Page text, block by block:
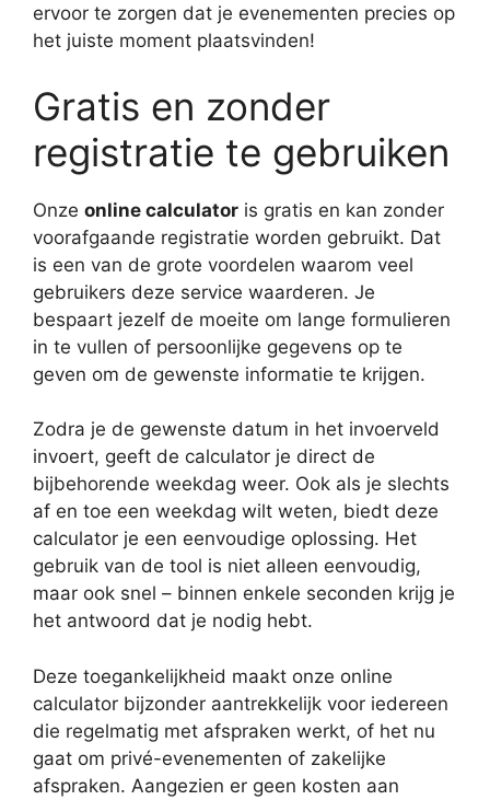
ervoor te zorgen dat je evenementen precies op
het juiste moment plaatsvinden!
Gratis en zonder
registratie te gebruiken
Onze online calculator is gratis en kan zonder
voorafgaande registratie worden gebruikt. Dat
is een van de grote voordelen waarom veel
gebruikers deze service waarderen. Je
bespaart jezelf de moeite om lange formulieren
in te vullen of persoonlijke gegevens op te
geven om de gewenste informatie te krijgen.
Zodra je de gewenste datum in het invoerveld
invoert, geeft de calculator je direct de
bijbehorende weekdag weer. Ook als je slechts
af en toe een weekdag wilt weten, biedt deze
calculator je een eenvoudige oplossing. Het
gebruik van de tool is niet alleen eenvoudig,
maar ook snel – binnen enkele seconden krijg je
het antwoord dat je nodig hebt.
Deze toegankelijkheid maakt onze online
calculator bijzonder aantrekkelijk voor iedereen
die regelmatig met afspraken werkt, of het nu
gaat om privé-evenementen of zakelijke
afspraken. Aangezien er geen kosten aan